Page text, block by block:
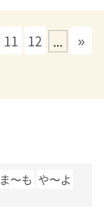
11 12 ...
»
ま〜も や〜よ